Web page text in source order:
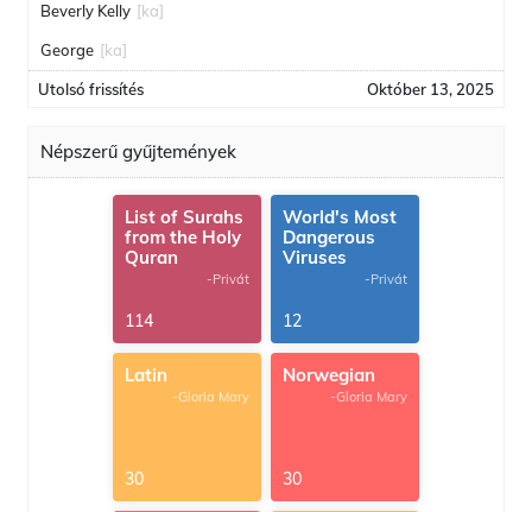
Beverly Kelly [ka]
George [ka]
Utolsó frissítés Október 13, 2025
Népszerű gyűjtemények
List of Surahs
from the Holy
Quran
-Privát
114
World's Most
Dangerous
Viruses
-Privát
12
Latin
-Gloria Mary
30
Norwegian
-Gloria Mary
30